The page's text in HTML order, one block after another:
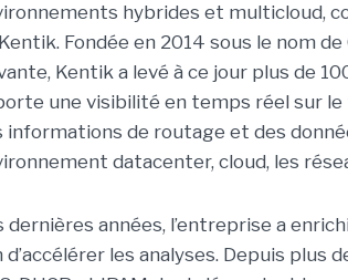
hybrides et multicloud,
Fondée en 2014 sous le nom
Kentik a levé à ce jour plus de
une visibilité en temps réel sur
informations de routage et des
datacenter, cloud, les
dernières années, l’entreprise a
d’accélérer les analyses. Depuis plus